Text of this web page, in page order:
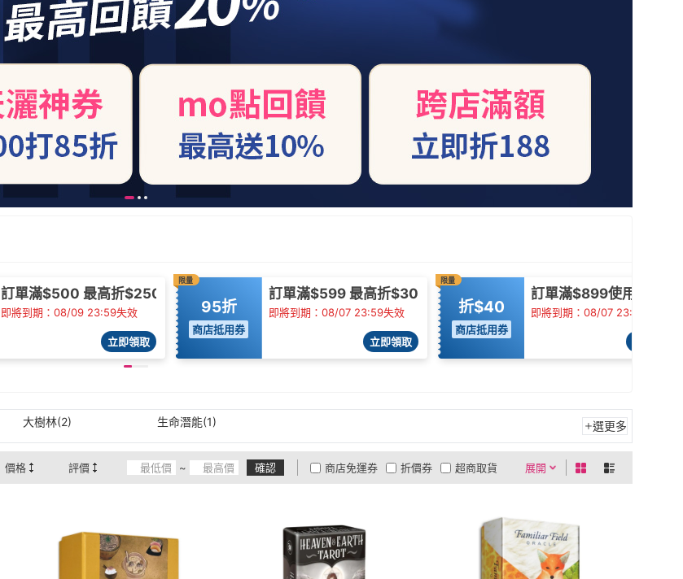
訂單滿$500 最高折$250
即將到期：08/09 23:59失效
立即領取
限量
95折
商店抵用券
訂單滿$599 最高折$30
即將到期：08/07 23:59失效
立即領取
限量
折$40
商店抵用券
訂單滿$899使用
即將到期：08/07 23:59失效
大樹林(2) 生命潛能(1) 選更多
價格 評價 ~ 確認 展開
折價券
有影片
商品有量
超商取貨
商店免運券
0利率
2
及以上